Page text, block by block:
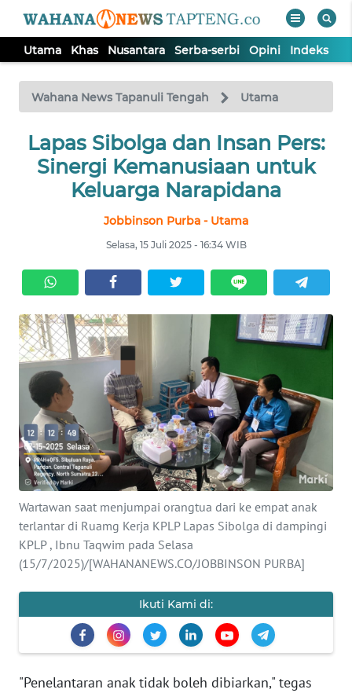
Utama Khas Nusantara Serba-serbi Opini Indeks
Wahana News Tapanuli Tengah Utama
Lapas Sibolga dan Insan Pers:
Sinergi Kemanusiaan untuk
Keluarga Narapidana
Jobbinson Purba - Utama
Selasa, 15 Juli 2025 - 16:34 WIB
Wartawan saat menjumpai orangtua dari ke empat anak
terlantar di Ruamg Kerja KPLP Lapas Sibolga di dampingi
KPLP , Ibnu Taqwim pada Selasa
(15/7/2025)/[WAHANANEWS.CO/JOBBINSON PURBA]
Ikuti Kami di:
"Penelantaran anak tidak boleh dibiarkan," tegas
TV
Tutup
UTAMA
SERBA-
SERBI
OPINI
Informasi
INDEKS
BERITA
KONTAK
KAMI
INFO
IKLAN
PEDOMAN
MEDIA
SIBER